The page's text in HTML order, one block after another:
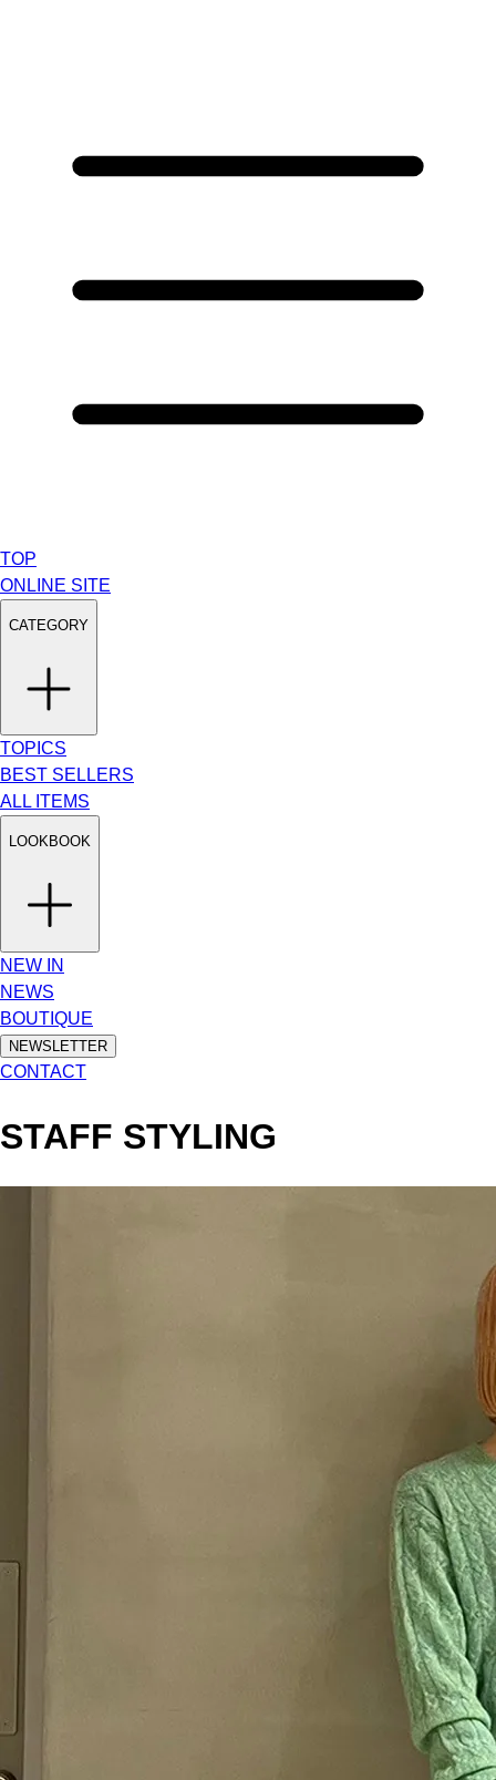
TOP
ONLINE SITE
CATEGORY
TOPICS
BEST SELLERS
ALL ITEMS
LOOKBOOK
NEW IN
NEWS
BOUTIQUE
NEWSLETTER
CONTACT
STAFF STYLING